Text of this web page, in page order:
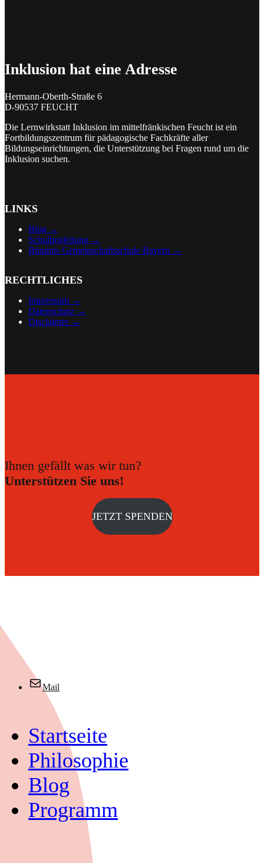
Inklusion hat eine Adresse
Hermann-Oberth-Straße 6
D-90537 FEUCHT
Die Lernwirkstatt Inklusion im mittelfränkischen Feucht ist ein
Fortbildungszentrum für pädagogische Fachkräfte aller
Bildungseinrichtungen, die Unterstützung bei Fragen rund um die
Inklusion suchen.
LINKS
Blog →
Schulbegleitung →
Bündnis Gemeinschaftsschule Bayern →
RECHTLICHES
Impressum →
Datenschutz →
Disclaimer→
Ihnen gefällt was wir tun?
Unterstützen Sie uns!
JETZT SPENDEN
Mail
Startseite
Philosophie
Blog
Programm